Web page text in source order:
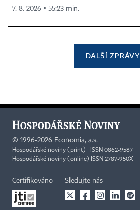
7. 8. 2026 ▪ 55:23 min.
DALŠÍ ZPRÁVY
© 1996-2026 Economia, a.s.
Hospodářské noviny (print) ISSN 0862-9587
Hospodářské noviny (online) ISSN 2787-950X
Certifikováno Sledujte nás